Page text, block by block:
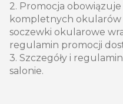
2. Promocja
kompletnych
soczewki okularowe
regulamin promocji
3. Szczegóły i
salonie.